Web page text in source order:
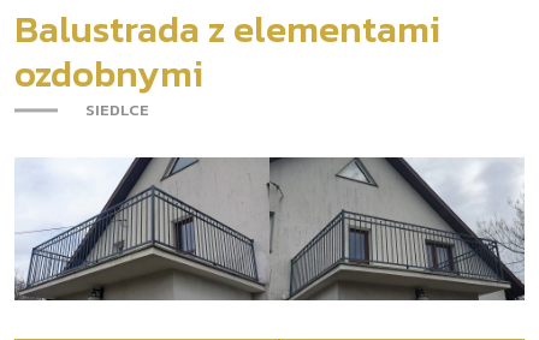
Balustrada z elementami
ozdobnymi
- SIEDLCE